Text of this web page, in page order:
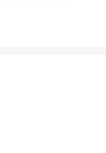
12 боевых